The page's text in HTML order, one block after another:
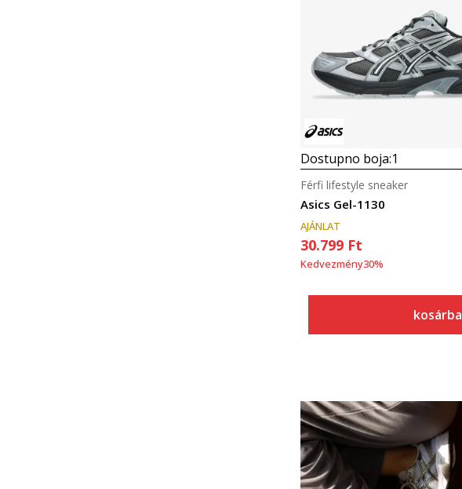
Összehasonlítás
Dostupno boja:1
Asics Gel-1130
Férfi lifestyle sneaker
AJÁNLAT
30.799 Ft
Kedvezmény30%
kosárba